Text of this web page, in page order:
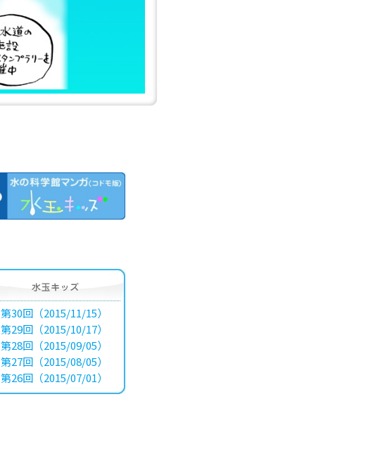
第30回（2015/11/15）
第29回（2015/10/17）
第28回（2015/09/05）
第27回（2015/08/05）
第26回（2015/07/01）